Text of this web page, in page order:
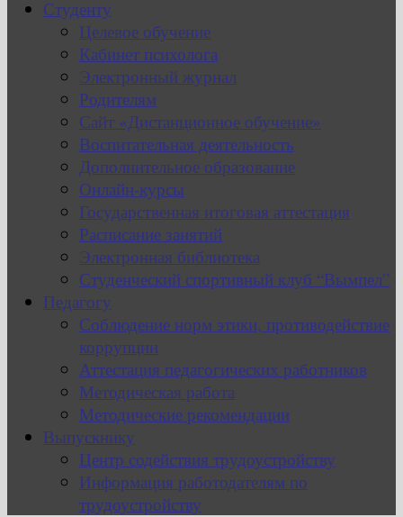
Студенту
Целевое обучение
Кабинет психолога
Электронный журнал
Родителям
Сайт «Дистанционное обучение»
Воспитательная деятельность
Дополнительное образование
Онлайн-курсы
Государственная итоговая аттестация
Расписание занятий
Электронная библиотека
Студенческий спортивный клуб “Вымпел”
Педагогу
Соблюдение норм этики, противодействие
коррупции
Аттестация педагогических работников
Методическая работа
Методические рекомендации
Выпускнику
Центр содействия трудоустройству
Информация работодателям по
трудоустройству